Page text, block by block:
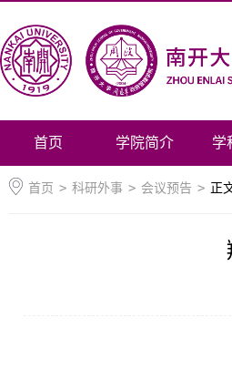
首页 学院简介 学
首页 > 科研外事 > 会议预告 > 正